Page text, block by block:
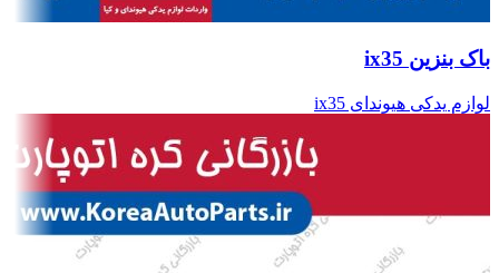
باک بنزین ix35
لوازم یدکی هیوندای ix35